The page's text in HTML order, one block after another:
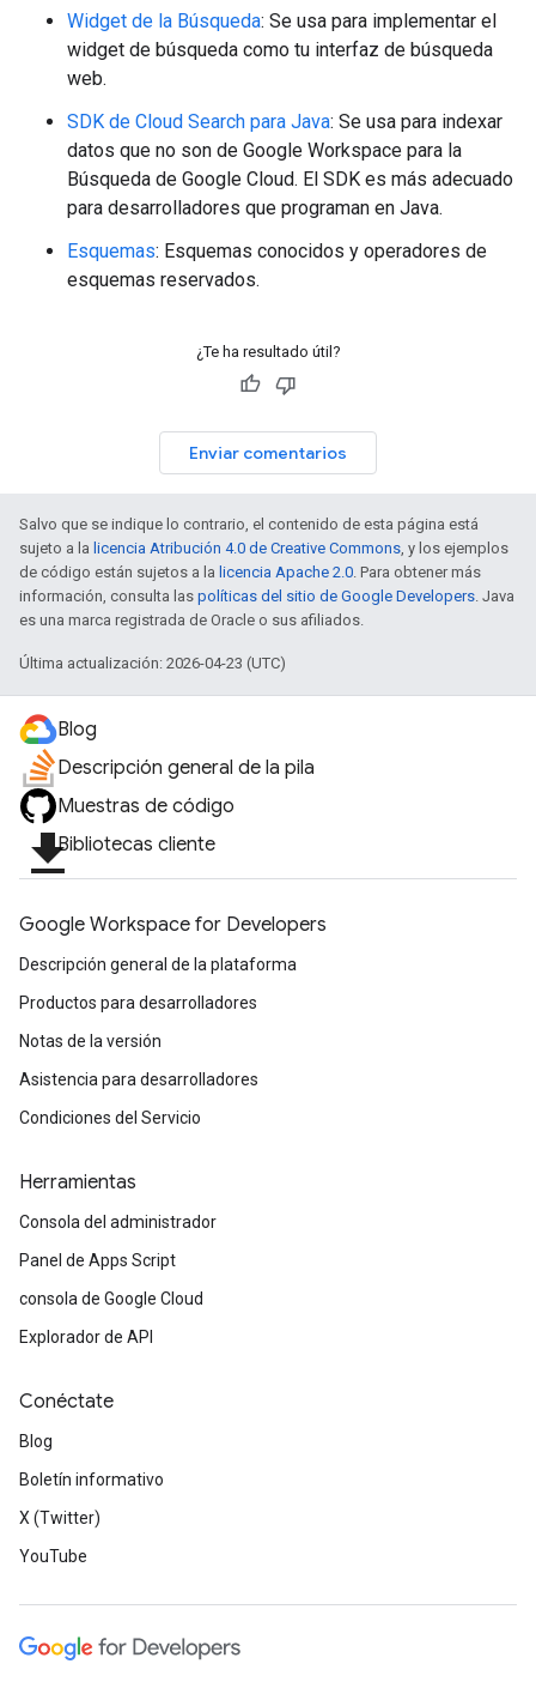
Widget de la Búsqueda: Se usa para implementar el
widget de búsqueda como tu interfaz de búsqueda
web.
SDK de Cloud Search para Java: Se usa para indexar
datos que no son de Google Workspace para la
Búsqueda de Google Cloud. El SDK es más adecuado
para desarrolladores que programan en Java.
Esquemas: Esquemas conocidos y operadores de
esquemas reservados.
¿Te ha resultado útil?
Enviar comentarios
Salvo que se indique lo contrario, el contenido de esta página está
sujeto a la licencia Atribución 4.0 de Creative Commons, y los ejemplos
de código están sujetos a la licencia Apache 2.0. Para obtener más
información, consulta las políticas del sitio de Google Developers. Java
es una marca registrada de Oracle o sus afiliados.
Última actualización: 2026-04-23 (UTC)
Blog
Descripción general de la pila
Muestras de código
file_downloadBibliotecas cliente
Google Workspace for Developers
Descripción general de la plataforma
Productos para desarrolladores
Notas de la versión
Asistencia para desarrolladores
Condiciones del Servicio
Herramientas
Consola del administrador
Panel de Apps Script
consola de Google Cloud
Explorador de API
Conéctate
Blog
Boletín informativo
X (Twitter)
YouTube